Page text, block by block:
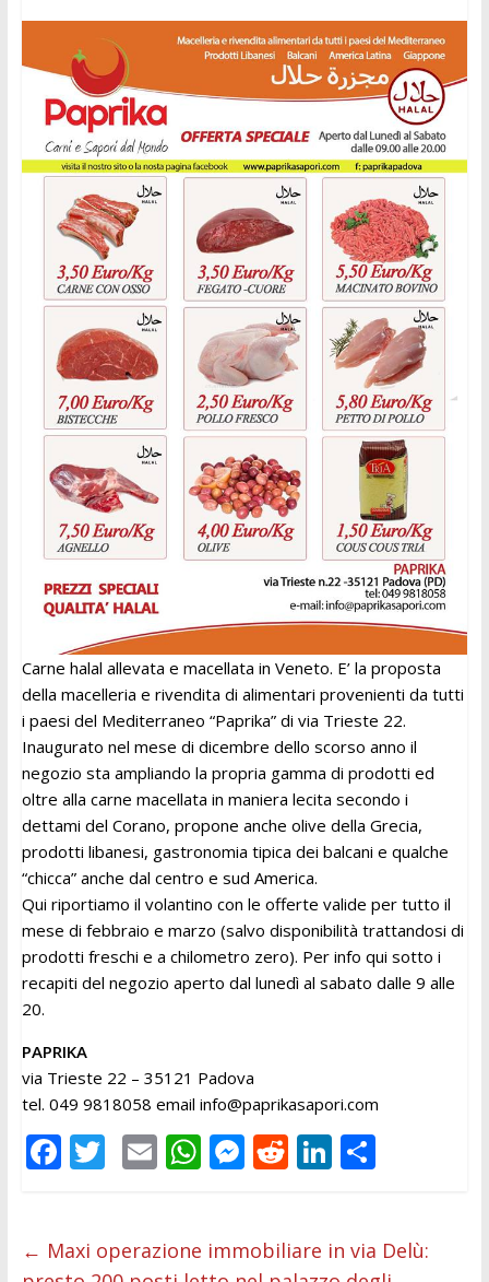
Carne halal allevata e macellata in Veneto. E’ la proposta
della macelleria e rivendita di alimentari provenienti da tutti
i paesi del Mediterraneo “Paprika” di via Trieste 22.
Inaugurato nel mese di dicembre dello scorso anno il
negozio sta ampliando la propria gamma di prodotti ed
oltre alla carne macellata in maniera lecita secondo i
dettami del Corano, propone anche olive della Grecia,
prodotti libanesi, gastronomia tipica dei balcani e qualche
“chicca” anche dal centro e sud America.
Qui riportiamo il volantino con le offerte valide per tutto il
mese di febbraio e marzo (salvo disponibilità trattandosi di
prodotti freschi e a chilometro zero). Per info qui sotto i
recapiti del negozio aperto dal lunedì al sabato dalle 9 alle
20.
PAPRIKA
via Trieste 22 – 35121 Padova
tel. 049 9818058 email info@paprikasapori.com
F
b
T
er
E
l
W
s
M
e
R
di
Li
e
C
di
← Maxi operazione immobiliare in via Delù: